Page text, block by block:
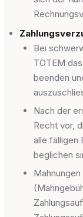
Bei
TOTEM
beenden
Nach der
Recht vor,
alle fälligen
beglichen